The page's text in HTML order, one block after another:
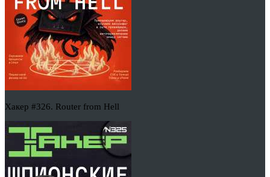
Хакер #326. Router from Hell